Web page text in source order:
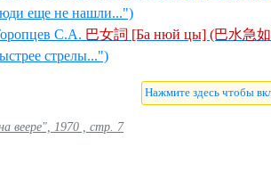
еще не нашли...")
С.А. 巴女詞 [Ба нюй цы] (巴水急
стрелы...")
веере", 1970 , стр. 7